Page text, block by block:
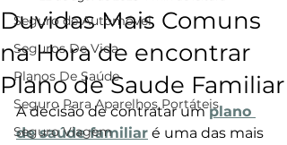
Seguro de Automóvel
Seguros De Vida
Planos De Saúde
Seguro Para Aparelhos Portáteis
Seguro Viagem
Duvidas Mais Comuns
na Hora de encontrar
Plano de Saude Familiar
A decisão de contratar um plano
de saúde familiar é uma das mais